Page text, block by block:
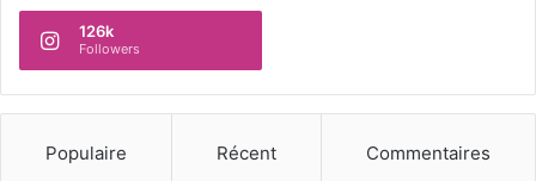
126k
Followers
Populaire Récent Commentaires